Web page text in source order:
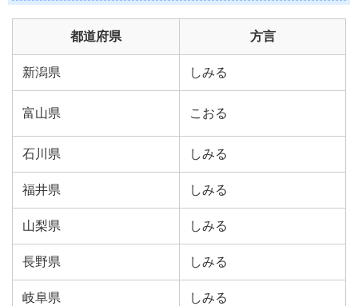
都道府県 方言
新潟県 しみる
富山県 こおる
石川県 しみる
福井県 しみる
山梨県 しみる
長野県 しみる
岐阜県 しみる